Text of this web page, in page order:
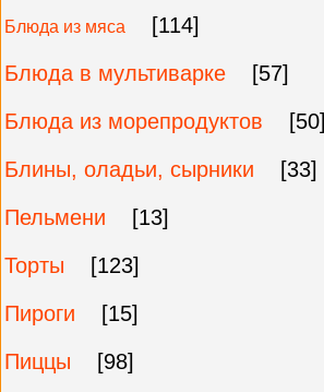
Блюда из мяса
[114]
Блюда в мультиварке
[57]
Блюда из морепродуктов
[50]
Блины, оладьи, сырники
[33]
Пельмени
[13]
Торты
[123]
Пироги
[15]
Пиццы
[98]